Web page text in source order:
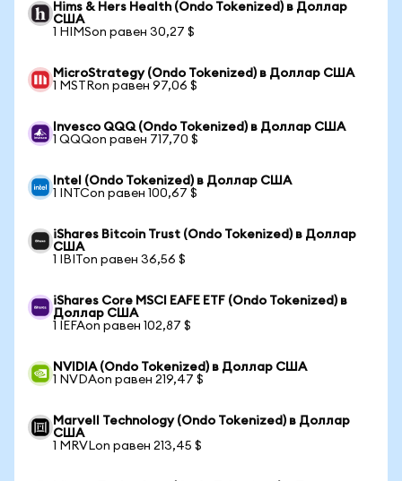
Hims & Hers Health (Ondo Tokenized) в Доллар
США
1 HIMSon равен 30,27 $
MicroStrategy (Ondo Tokenized) в Доллар США
1 MSTRon равен 97,06 $
Invesco QQQ (Ondo Tokenized) в Доллар США
1 QQQon равен 717,70 $
Intel (Ondo Tokenized) в Доллар США
1 INTCon равен 100,67 $
iShares Bitcoin Trust (Ondo Tokenized) в Доллар
США
1 IBITon равен 36,56 $
iShares Core MSCI EAFE ETF (Ondo Tokenized) в
Доллар США
1 IEFAon равен 102,87 $
NVIDIA (Ondo Tokenized) в Доллар США
1 NVDAon равен 219,47 $
Marvell Technology (Ondo Tokenized) в Доллар
США
1 MRVLon равен 213,45 $